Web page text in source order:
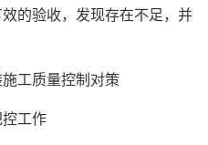
的验收，发现存在不足，并
工质量控制对策
工作